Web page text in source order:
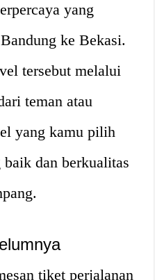
yang
ke Bekasi.
tersebut melalui
teman atau
yang kamu pilih
dan berkualitas
tiket perjalanan